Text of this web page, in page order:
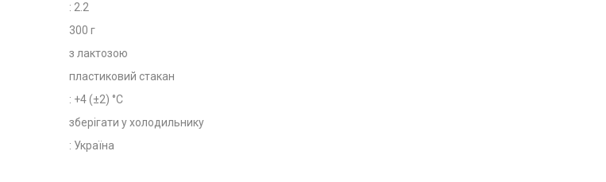
: 2.2
300 г
з лактозою
пластиковий стакан
: +4 (±2) °C
зберігати у холодильнику
: Україна